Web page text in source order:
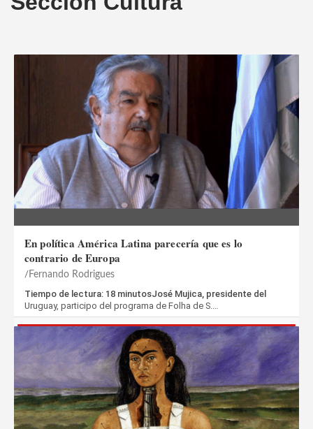
En política América Latina parecería que es lo
contrario de Europa
Fernando Rodrigues
Tiempo de lectura: 18 minutosJosé Mujica, presidente del
Uruguay, participo del programa de Folha de S.…